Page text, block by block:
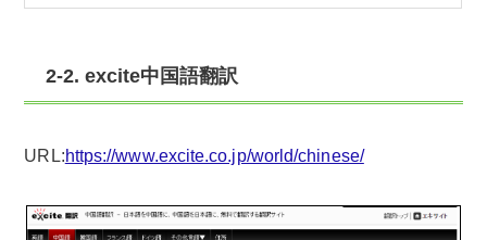
2-2. excite中国語翻訳
URL:https://www.excite.co.jp/world/chinese/